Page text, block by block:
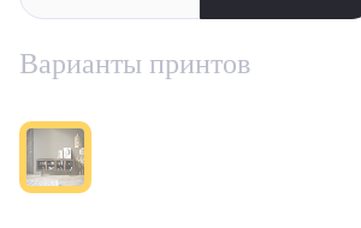
Варианты принтов